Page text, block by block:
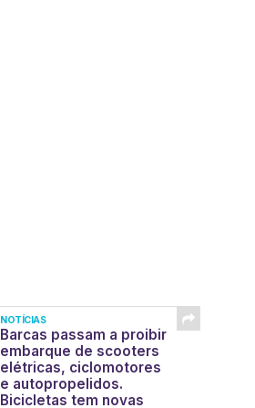
NOTÍCIAS
Barcas passam a proibir
embarque de scooters
elétricas, ciclomotores
e autopropelidos.
Bicicletas tem novas